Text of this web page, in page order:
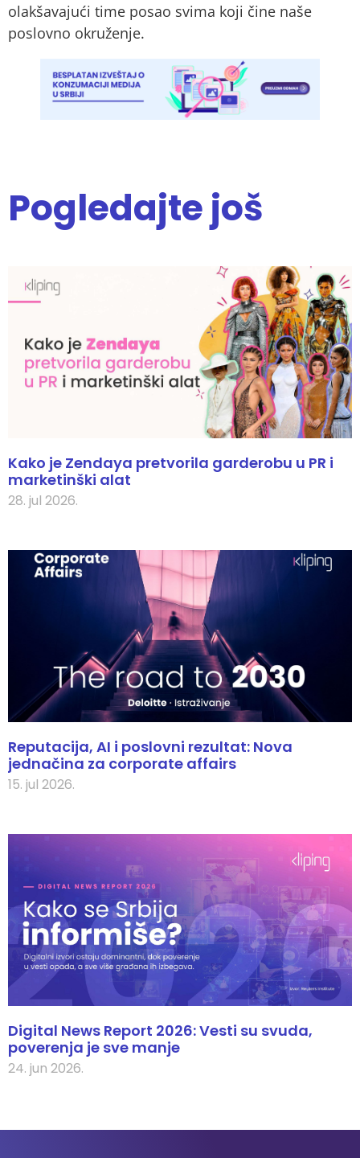
olakšavajući time posao svima koji čine naše
poslovno okruženje.
Pogledajte još
Kako je Zendaya pretvorila garderobu u PR i
marketinški alat
28. jul 2026.
Reputacija, AI i poslovni rezultat: Nova
jednačina za corporate affairs
15. jul 2026.
Digital News Report 2026: Vesti su svuda,
poverenja je sve manje
24. jun 2026.